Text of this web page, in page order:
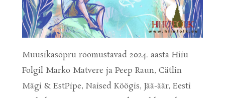
Muusikasõpru rõõmustavad 2024. aasta Hiiu
Folgil Marko Matvere ja Peep Raun, Cätlin
Mägi & EstPipe, Naised Köögis, Jää-äär, Eesti